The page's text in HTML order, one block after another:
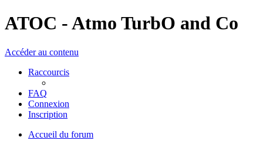
ATOC - Atmo TurbO and Co
Accéder au contenu
Raccourcis
FAQ
Connexion
Inscription
Accueil du forum